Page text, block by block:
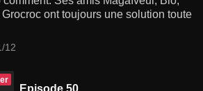
ont toujours une solution toute
12
Episode 50